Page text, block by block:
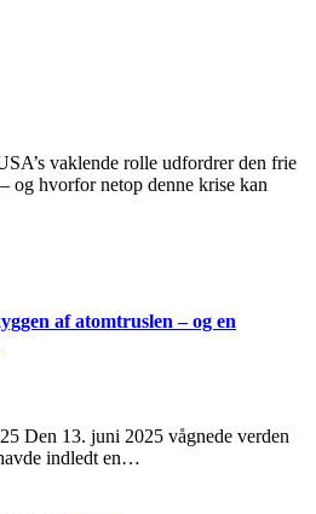
vaklende rolle udfordrer den frie
og hvorfor netop denne krise kan
af atomtruslen – og en
Den 13. juni 2025 vågnede verden
indledt en…